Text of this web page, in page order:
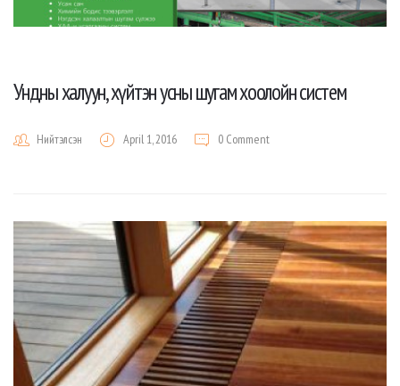
Ундны халуун, хүйтэн усны шугам хоолойн систем
Нийтэлсэн April 1, 2016 0 Comment